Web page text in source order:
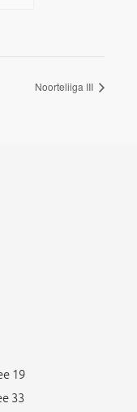
Noorteliiga III
19
33